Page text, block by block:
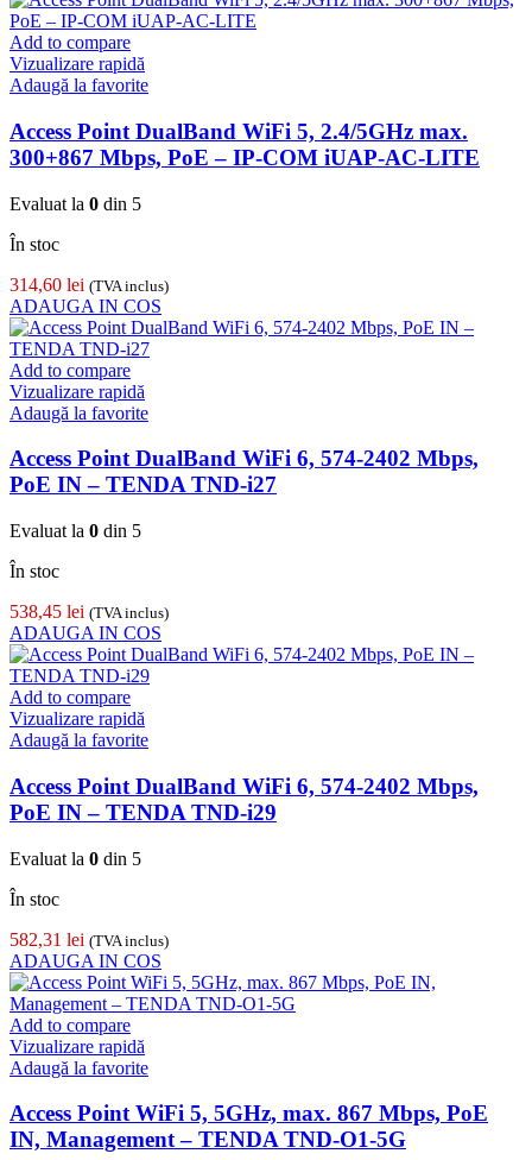
Add to compare
Vizualizare rapidă
Adaugă la favorite
Access Point DualBand WiFi 5, 2.4/5GHz max.
300+867 Mbps, PoE – IP-COM iUAP-AC-LITE
Evaluat la 0 din 5
În stoc
314,60 lei (TVA inclus)
ADAUGA IN COS
Add to compare
Vizualizare rapidă
Adaugă la favorite
Access Point DualBand WiFi 6, 574-2402 Mbps,
PoE IN – TENDA TND-i27
Evaluat la 0 din 5
În stoc
538,45 lei (TVA inclus)
ADAUGA IN COS
Add to compare
Vizualizare rapidă
Adaugă la favorite
Access Point DualBand WiFi 6, 574-2402 Mbps,
PoE IN – TENDA TND-i29
Evaluat la 0 din 5
În stoc
582,31 lei (TVA inclus)
ADAUGA IN COS
Add to compare
Vizualizare rapidă
Adaugă la favorite
Access Point WiFi 5, 5GHz, max. 867 Mbps, PoE
IN, Management – TENDA TND-O1-5G